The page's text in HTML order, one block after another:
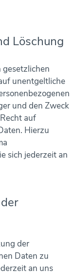
Löschung
gesetzlichen
unentgeltliche
und den Zweck
auf
Hierzu
sich jederzeit an
der
Daten zu
an uns